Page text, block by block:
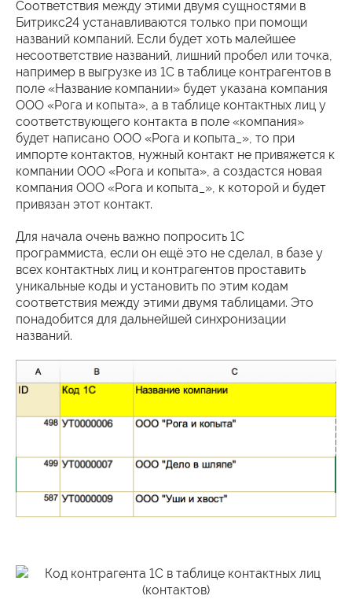
Соответствия между этими двумя сущностями в
Битрикс24 устанавливаются только при помощи
названий компаний. Если будет хоть малейшее
несоответствие названий, лишний пробел или точка,
например в выгрузке из 1С в таблице контрагентов в
поле «Название компании» будет указана компания
ООО «Рога и копыта», а в таблице контактных лиц у
соответствующего контакта в поле «компания»
будет написано ООО «Рога и копыта_», то при
импорте контактов, нужный контакт не привяжется к
компании ООО «Рога и копыта», а создастся новая
компания ООО «Рога и копыта_», к которой и будет
привязан этот контакт.
Для начала очень важно попросить 1С
программиста, если он ещё это не сделал, в базе у
всех контактных лиц и контрагентов проставить
уникальные коды и установить по этим кодам
соответствия между этими двумя таблицами. Это
понадобится для дальнейшей синхронизации
названий.